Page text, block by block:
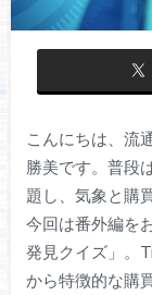
こんにちは、流
勝美です。普段
題し、気象と購
今回は番外編を
発見クイズ」。
から特徴的な購